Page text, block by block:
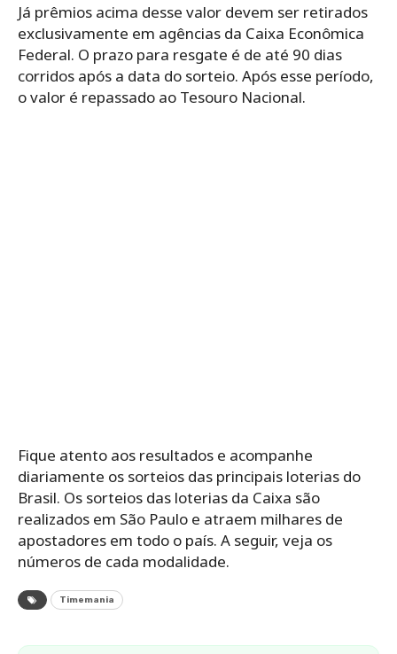
Já prêmios acima desse valor devem ser retirados
exclusivamente em agências da Caixa Econômica
Federal. O prazo para resgate é de até 90 dias
corridos após a data do sorteio. Após esse período,
o valor é repassado ao Tesouro Nacional.
Fique atento aos resultados e acompanhe
diariamente os sorteios das principais loterias do
Brasil. Os sorteios das loterias da Caixa são
realizados em São Paulo e atraem milhares de
apostadores em todo o país. A seguir, veja os
números de cada modalidade.
Timemania